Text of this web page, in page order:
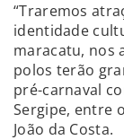
“Traremos
identidade
maracatu, nos
polos terão
pré-carnaval
Sergipe, entre
João da Costa.